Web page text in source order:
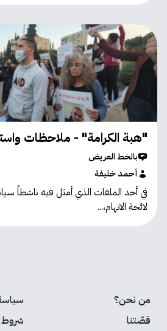
"هبة الكرامة" - ملاحظات
بالخط العريض
أحمد خليفة
في أحد الملفات الذي أمثل فيه ناشطاً
لائحة الاتهام،...
من نحن؟
قصّتنا
شروط